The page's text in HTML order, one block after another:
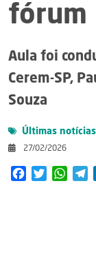
fórum
Aula foi
Cerem-SP,
Souza
Últimas notícias
27/02/2026
FacebookTwitter